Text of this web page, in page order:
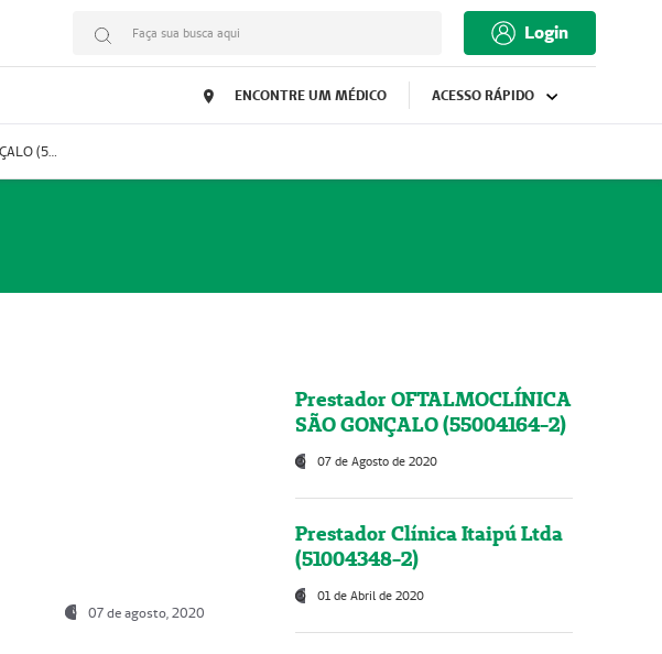
Faça sua busca aqui Login
ENCONTRE UM MÉDICO ACESSO RÁPIDO
Prestador OFTALMOCLÍNICA SÃO GONÇALO (55004164-2)
07 de agosto, 2020
Prestador OFTALMOCLÍNICA
SÃO GONÇALO (55004164-2)
07 de Agosto de 2020
Prestador Clínica Itaipú Ltda
(51004348-2)
01 de Abril de 2020